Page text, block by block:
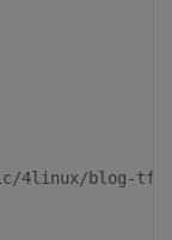
4linux/blog-